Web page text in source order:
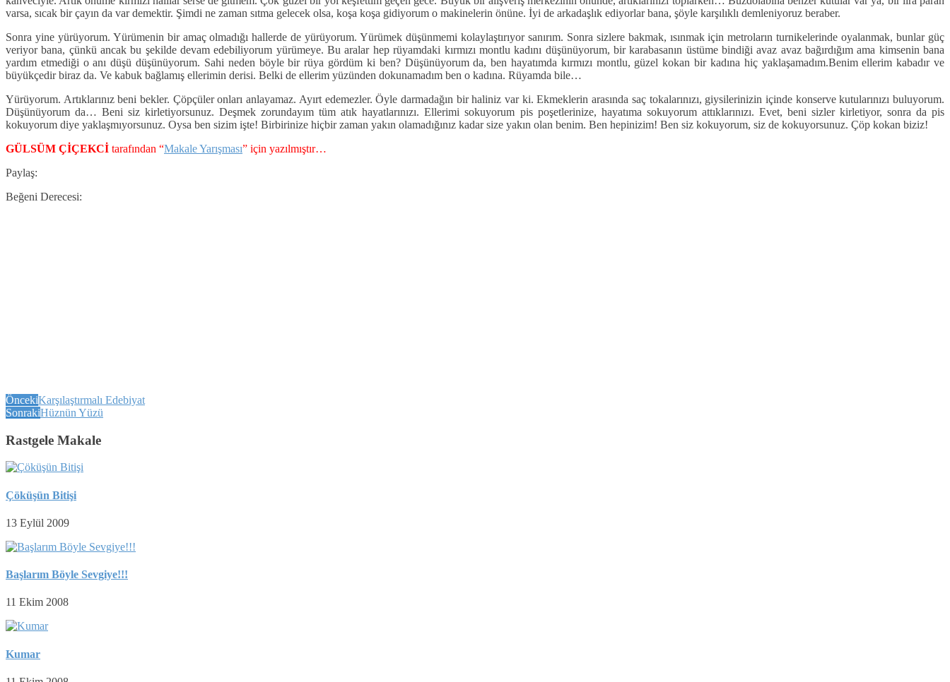
varsa, sıcak bir çayın da var demektir. Şimdi ne zaman sıtma gelecek olsa, koşa koşa gidiyorum o makinelerin önüne. İyi de arkadaşlık ediyorlar bana, şöyle karşılıklı demleniyoruz beraber.
Sonra yine yürüyorum. Yürümenin bir amaç olmadığı hallerde de yürüyorum. Yürümek düşünmemi kolaylaştırıyor sanırım. Sonra sizlere bakmak, ısınmak için metroların turnikelerinde oyalanmak, bunlar güç
veriyor bana, çünkü ancak bu şekilde devam edebiliyorum yürümeye. Bu aralar hep rüyamdaki kırmızı montlu kadını düşünüyorum, bir karabasanın üstüme bindiği avaz avaz bağırdığım ama kimsenin bana
yardım etmediği o anı düşü düşünüyorum. Sahi neden böyle bir rüya gördüm ki ben? Düşünüyorum da, ben hayatımda kırmızı montlu, güzel kokan bir kadına hiç yaklaşamadım.Benim ellerim kabadır ve
büyükçedir biraz da. Ve kabuk bağlamış ellerimin derisi. Belki de ellerim yüzünden dokunamadım ben o kadına. Rüyamda bile…
Yürüyorum. Artıklarınız beni bekler. Çöpçüler onları anlayamaz. Ayırt edemezler. Öyle darmadağın bir haliniz var ki. Ekmeklerin arasında saç tokalarınızı, giysilerinizin içinde konserve kutularınızı buluyorum.
Düşünüyorum da… Beni siz kirletiyorsunuz. Deşmek zorundayım tüm atık hayatlarınızı. Ellerimi sokuyorum pis poşetlerinize, hayatıma sokuyorum attıklarınızı. Evet, beni sizler kirletiyor, sonra da pis
kokuyorum diye yaklaşmıyorsunuz. Oysa ben sizim işte! Birbirinize hiçbir zaman yakın olamadığınız kadar size yakın olan benim. Ben hepinizim! Ben siz kokuyorum, siz de kokuyorsunuz. Çöp kokan biziz!
GÜLSÜM ÇİÇEKCİ tarafından “Makale Yarışması” için yazılmıştır…
Paylaş:
Beğeni Derecesi:
ÖncekiKarşılaştırmalı Edebiyat
SonrakiHüznün Yüzü
Rastgele Makale
Çöküşün Bitişi
13 Eylül 2009
Başlarım Böyle Sevgiye!!!
11 Ekim 2008
Kumar